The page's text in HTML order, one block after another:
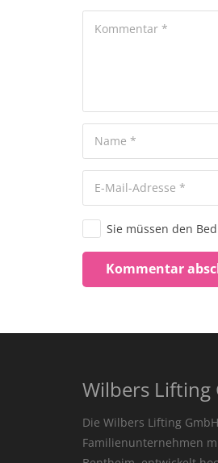
Sie müssen den
Kommentar
Wilbers Lifting
Die Wilbers Lifting
Familienunternehmen